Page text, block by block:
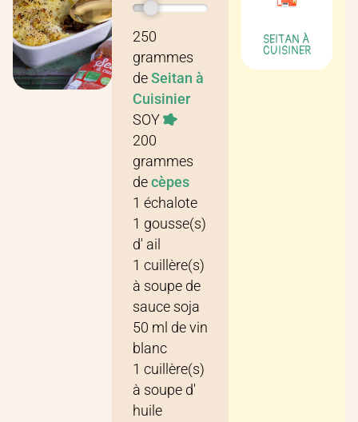
Recette pour
250
grammes
de Seitan à
Cuisinier
SOY
200
grammes
de cèpes
1 échalote
1 gousse(s)
d' ail
1 cuillère(s)
à soupe de
sauce soja
50 ml devin
blanc
1 cuillère(s)
à soupe d'
huile
SEITAN À
CUISINER